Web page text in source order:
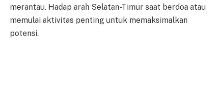
merantau. Hadap arah Selatan-Timur saat berdoa atau
memulai aktivitas penting untuk memaksimalkan
potensi.